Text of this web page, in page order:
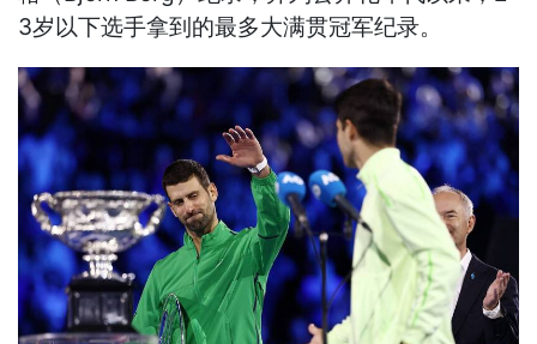
3岁以下选手拿到的最多大满贯冠军纪录。